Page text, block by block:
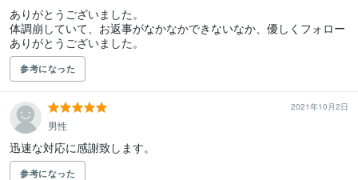
ありがとうございました。
体調崩していて、お返事がなかなかできないなか、優しくフォロー
ありがとうございました。
参考になった
2021年10月2日
男性
迅速な対応に感謝致します。
参考になった